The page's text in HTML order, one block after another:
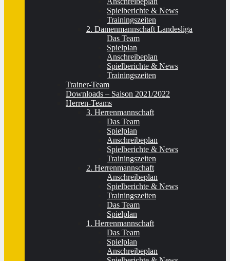
Spielberichte & News
Trainingszeiten
2. Damenmannschaft Landesliga
Das Team
Spielplan
Anschreibeplan
Spielberichte & News
Trainingszeiten
Trainer-Team
Downloads – Saison 2021/2022
Herren-Teams
3. Herrenmannschaft
Das Team
Spielplan
Anschreibeplan
Spielberichte & News
Trainingszeiten
2. Herrenmannschaft
Anschreibeplan
Spielberichte & News
Trainingszeiten
Das Team
Spielplan
1. Herrenmannschaft
Das Team
Spielplan
Anschreibeplan